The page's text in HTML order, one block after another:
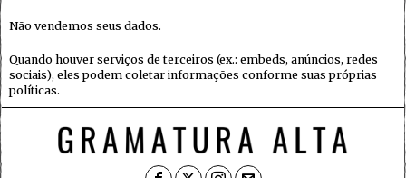
Não vendemos seus dados.
Quando houver serviços de terceiros (ex.: embeds, anúncios, redes
sociais), eles podem coletar informações conforme suas próprias
políticas.